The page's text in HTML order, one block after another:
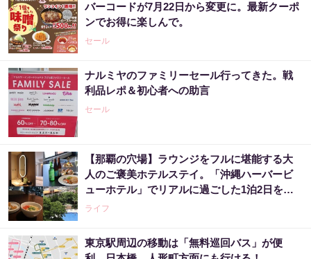
バーコードが7月22日から変更に。最新クーポ
ンでお得に楽しんで。
セール
ナルミヤのファミリーセール行ってきた。戦
利品レポ＆初心者への助言
セール
【那覇の穴場】ラウンジをフルに堪能する大
人のご褒美ホテルステイ。「沖縄ハーバービ
ューホテル」でリアルに過ごした1泊2日をレ
ビュー。
ライフ
東京駅周辺の移動は「無料巡回バス」が便